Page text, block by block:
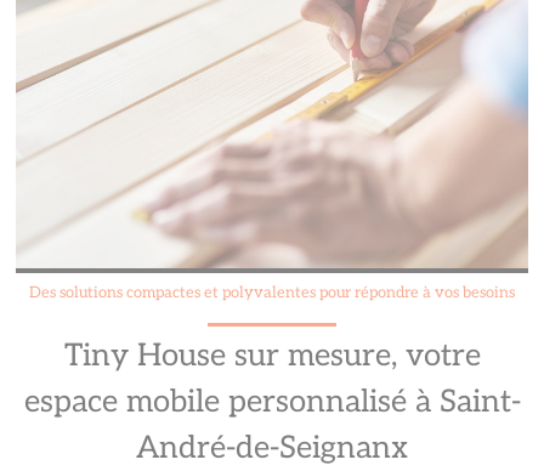
Des solutions compactes et polyvalentes pour répondre à vos besoins
Tiny House sur mesure, votre
espace mobile personnalisé à Saint-
André-de-Seignanx